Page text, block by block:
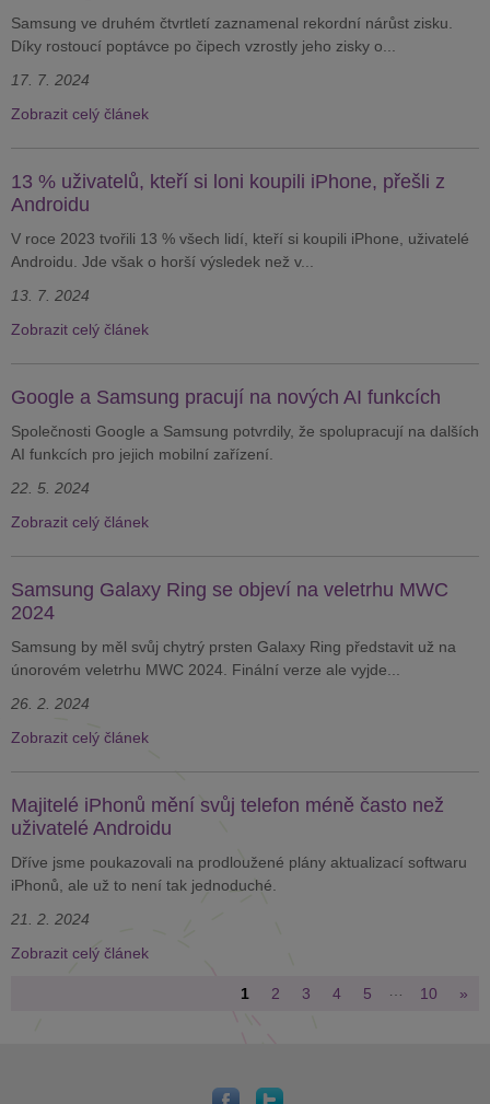
Samsung ve druhém čtvrtletí zaznamenal rekordní nárůst zisku.
Díky rostoucí poptávce po čipech vzrostly jeho zisky o...
17. 7. 2024
Zobrazit celý článek
13 % uživatelů, kteří si loni koupili iPhone, přešli z
Androidu
V roce 2023 tvořili 13 % všech lidí, kteří si koupili iPhone, uživatelé
Androidu. Jde však o horší výsledek než v...
13. 7. 2024
Zobrazit celý článek
Google a Samsung pracují na nových AI funkcích
Společnosti Google a Samsung potvrdily, že spolupracují na dalších
AI funkcích pro jejich mobilní zařízení.
22. 5. 2024
Zobrazit celý článek
Samsung Galaxy Ring se objeví na veletrhu MWC
2024
Samsung by měl svůj chytrý prsten Galaxy Ring představit už na
únorovém veletrhu MWC 2024. Finální verze ale vyjde...
26. 2. 2024
Zobrazit celý článek
Majitelé iPhonů mění svůj telefon méně často než
uživatelé Androidu
Dříve jsme poukazovali na prodloužené plány aktualizací softwaru
iPhonů, ale už to není tak jednoduché.
21. 2. 2024
Zobrazit celý článek
1 2 3 4 5 10 »